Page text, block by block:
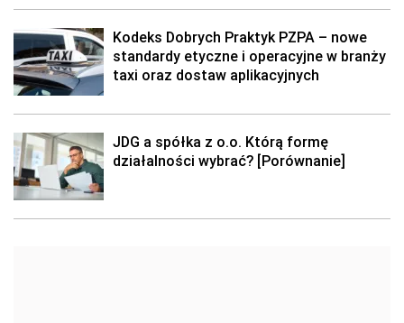
Kodeks Dobrych Praktyk PZPA – nowe
standardy etyczne i operacyjne w branży
taxi oraz dostaw aplikacyjnych
JDG a spółka z o.o. Którą formę
działalności wybrać? [Porównanie]